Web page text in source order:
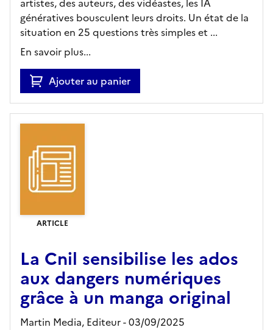
artistes, des auteurs, des vidéastes, les IA
génératives bousculent leurs droits. Un état de la
situation en 25 questions très simples et ...
En savoir plus...
Ajouter au panier
ARTICLE
La Cnil sensibilise les ados
aux dangers numériques
grâce à un manga original
Martin Media, Editeur- 03/09/2025